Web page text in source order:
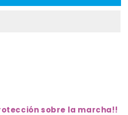
sobre la marcha!!